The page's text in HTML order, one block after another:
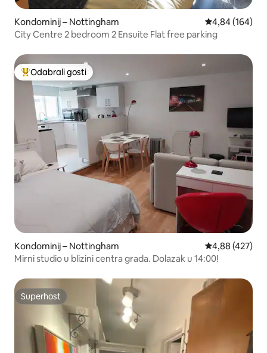
Kondominij – Nottingham Prosječna
4,84 (164)
City Centre 2 bedroom 2 Ensuite Flat free parking
Među najviše rangiranima s oznakom „Odabrali gosti”
Odabrali gosti
Kondominij – Nottingham Prosječna
4,88 (427)
Mirni studio u blizini centra grada. Dolazak u 14:00!
Superhost
Superhost